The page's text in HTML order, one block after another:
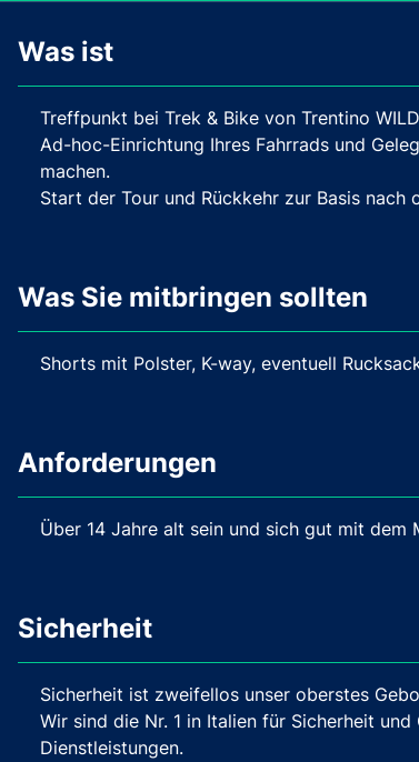
Was ist
Treffpunkt bei Trek & Bike von Trentino
Ad-hoc-Einrichtung Ihres Fahrrads und
machen.
Start der Tour und Rückkehr zur Basis nach
Was Sie mitbringen sollten
Shorts mit Polster, K-way, eventuell
Anforderungen
Über 14 Jahre alt sein und sich gut mit dem
Sicherheit
Sicherheit ist zweifellos unser oberstes
Wir sind die Nr. 1 in Italien für Sicherheit
Dienstleistungen.